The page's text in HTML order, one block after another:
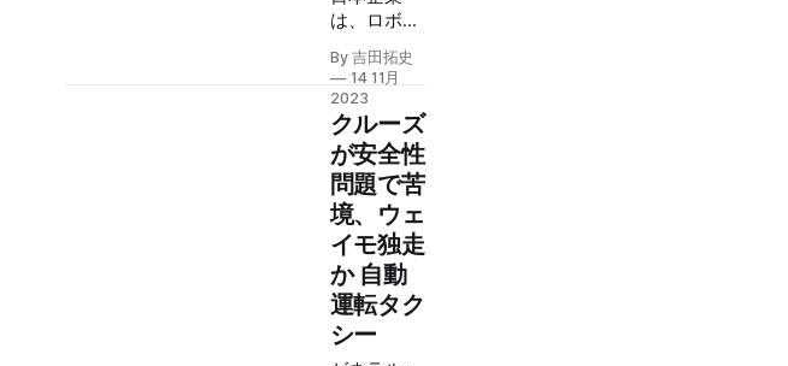
ット経由の
ソフトウェ
ア・アップ
デートだけ
で解決可
能。競争か
ら脱落した
わけではな
い。
は、ロボタ
クシーほど
技術的要件
が高くな
く、なおか
つ輸送効率
に優れる自
律路線バス
に活路を見
出してい
る。ギグワ
ーカーを必
要とする時
代遅れのラ
イドシェア
By 吉田拓史
14 11月
2023
クルーズ
が安全性
問題で苦
境、ウェ
イモ独走
か 自動
運転タク
シー